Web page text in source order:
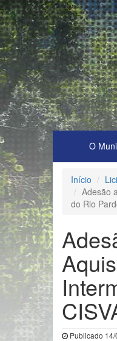
O
Início
Adesão
do Rio
Publicado 14/